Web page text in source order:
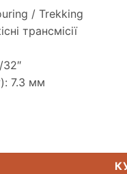
/ Trekking
трансмісії
7.3 мм
114 ланок